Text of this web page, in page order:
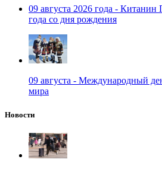
09 августа 2026 года -
года со дня рождения
09 августа - Международный
мира
Новости